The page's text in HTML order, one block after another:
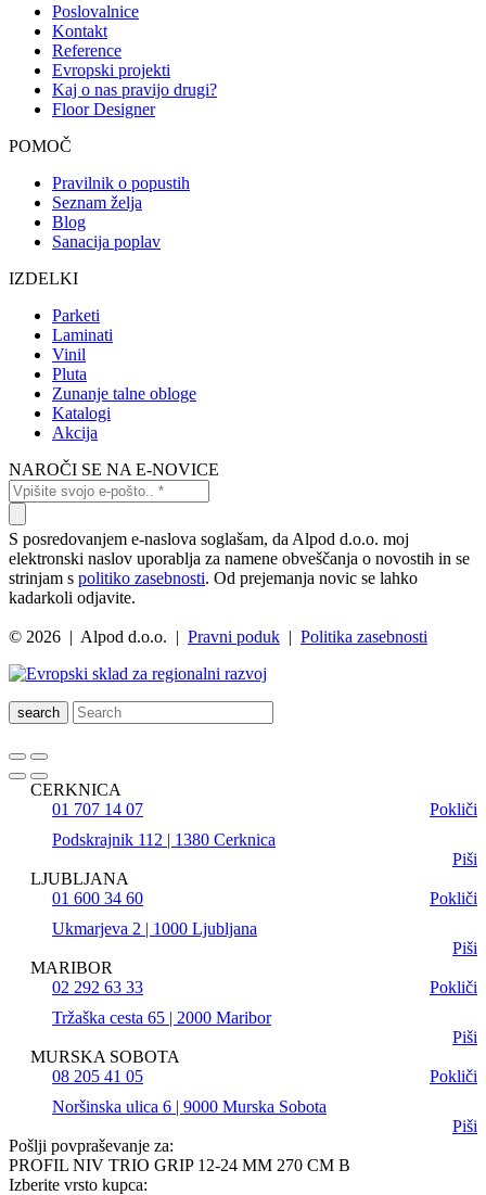
Poslovalnice
Kontakt
Reference
Evropski projekti
Kaj o nas pravijo drugi?
Floor Designer
POMOČ
Pravilnik o popustih
Seznam želja
Blog
Sanacija poplav
IZDELKI
Parketi
Laminati
Vinil
Pluta
Zunanje talne obloge
Katalogi
Akcija
NAROČI SE NA E-NOVICE
S posredovanjem e-naslova soglašam, da Alpod d.o.o. moj
elektronski naslov uporablja za namene obveščanja o novostih in se
strinjam s politiko zasebnosti. Od prejemanja novic se lahko
kadarkoli odjavite.
© 2026 | Alpod d.o.o. | Pravni poduk | Politika zasebnosti
search
CERKNICA
01 707 14 07
Pokliči
Podskrajnik 112 | 1380 Cerknica
Piši
LJUBLJANA
01 600 34 60
Pokliči
Ukmarjeva 2 | 1000 Ljubljana
Piši
MARIBOR
02 292 63 33
Pokliči
Tržaška cesta 65 | 2000 Maribor
Piši
MURSKA SOBOTA
08 205 41 05
Pokliči
Noršinska ulica 6 | 9000 Murska Sobota
Piši
Pošlji povpraševanje za:
PROFIL NIV TRIO GRIP 12-24 MM 270 CM B
Izberite vrsto kupca: